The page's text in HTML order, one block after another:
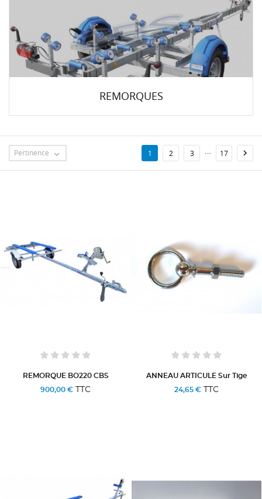
REMORQUES
Pertinence  1 2 3 17 
REMORQUE BO220 CBS
900,00 € TTC
ANNEAU ARTICULE Sur Tige
24,65 € TTC